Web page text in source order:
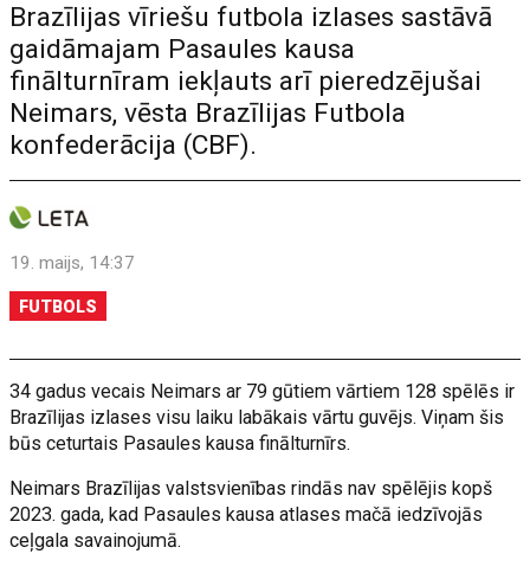
Brazīlijas vīriešu futbola izlases sastāvā
gaidāmajam Pasaules kausa
finālturnīram iekļauts arī pieredzējušai
Neimars, vēsta Brazīlijas Futbola
konfederācija (CBF).
19. maijs, 14:37
FUTBOLS
34 gadus vecais Neimars ar 79 gūtiem vārtiem 128 spēlēs ir
Brazīlijas izlases visu laiku labākais vārtu guvējs. Viņam šis
būs ceturtais Pasaules kausa finālturnīrs.
Neimars Brazīlijas valstsvienības rindās nav spēlējis kopš
2023. gada, kad Pasaules kausa atlases mačā iedzīvojās
ceļgala savainojumā.